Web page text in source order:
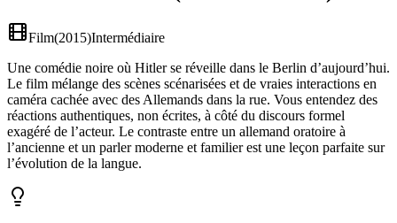
Film(2015)Intermédiaire
Une comédie noire où Hitler se réveille dans le Berlin d’aujourd’hui.
Le film mélange des scènes scénarisées et de vraies interactions en
caméra cachée avec des Allemands dans la rue. Vous entendez des
réactions authentiques, non écrites, à côté du discours formel
exagéré de l’acteur. Le contraste entre un allemand oratoire à
l’ancienne et un parler moderne et familier est une leçon parfaite sur
l’évolution de la langue.